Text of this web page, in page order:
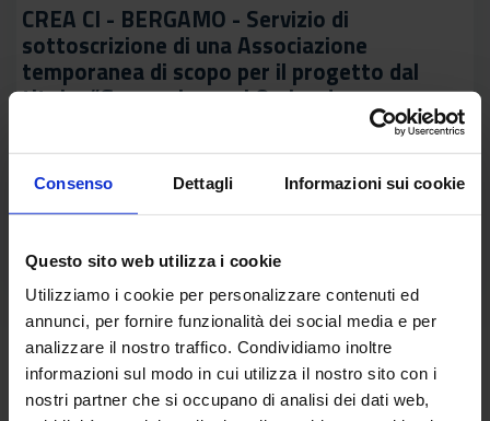
Consenso Dettagli Informazioni sui cookie
Questo sito web utilizza i cookie
Utilizziamo i cookie per personalizzare contenuti ed
annunci, per fornire funzionalità dei social media e per
analizzare il nostro traffico. Condividiamo inoltre
informazioni sul modo in cui utilizza il nostro sito con i
nostri partner che si occupano di analisi dei dati web,
CREA CI - BERGAMO - Servizio di
sottoscrizione di una Associazione
temporanea di scopo per il progetto dal
titolo: “Germoplasma LOmbardo e
popolazioni tradizionAli di mais e
frumento” (GLORIA) e contestuale nomina
first_page keyboard_arrow_left 1 2 3 4 5 6 7
8